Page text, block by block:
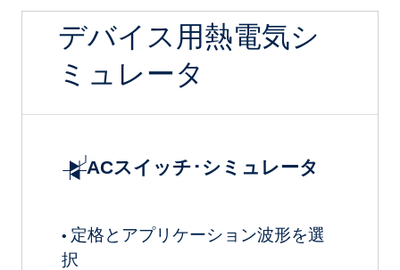
デバイス用熱電気シ
ミュレータ
ACスイッチ･シミュレータ
• 定格とアプリケーション波形を選
択